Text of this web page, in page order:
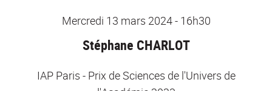
Mercredi 13 mars 2024 - 16h30
Stéphane CHARLOT
IAP Paris - Prix de Sciences de l'Univers de